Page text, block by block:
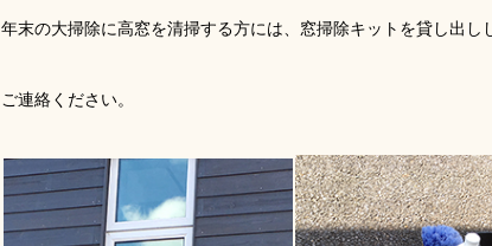
年末の大掃除に高窓を清掃する方には、窓掃除キットを貸し出し
ご連絡ください。